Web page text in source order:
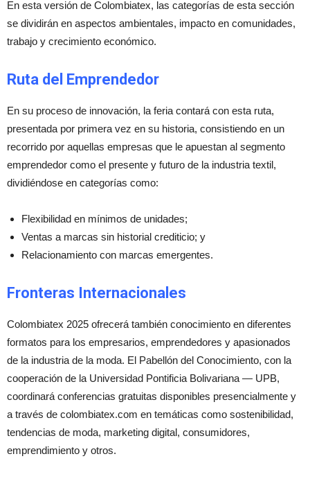
En esta versión de Colombiatex, las categorías de esta sección
se dividirán en aspectos ambientales, impacto en comunidades,
trabajo y crecimiento económico.
Ruta del Emprendedor
En su proceso de innovación, la feria contará con esta ruta,
presentada por primera vez en su historia, consistiendo en un
recorrido por aquellas empresas que le apuestan al segmento
emprendedor como el presente y futuro de la industria textil,
dividiéndose en categorías como:
Flexibilidad en mínimos de unidades;
Ventas a marcas sin historial crediticio; y
Relacionamiento con marcas emergentes.
Fronteras Internacionales
Colombiatex 2025 ofrecerá también conocimiento en diferentes
formatos para los empresarios, emprendedores y apasionados
de la industria de la moda. El Pabellón del Conocimiento, con la
cooperación de la Universidad Pontificia Bolivariana — UPB,
coordinará conferencias gratuitas disponibles presencialmente y
a través de colombiatex.com en temáticas como sostenibilidad,
tendencias de moda, marketing digital, consumidores,
emprendimiento y otros.